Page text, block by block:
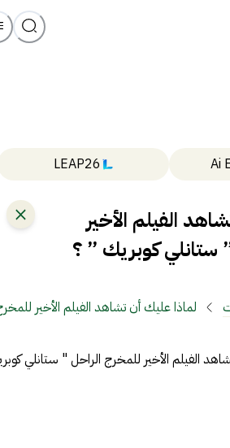
Ai
LEAP26
الفيلم الأخير
ستانلي كوبريك ” ؟
لماذا عليك أن تشاهد الفيلم الأخير